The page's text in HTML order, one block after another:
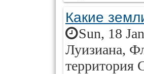
Какие
Sun, 18
Луизиана,
территория